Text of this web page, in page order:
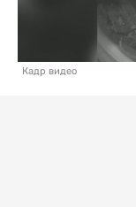
Кадр видео